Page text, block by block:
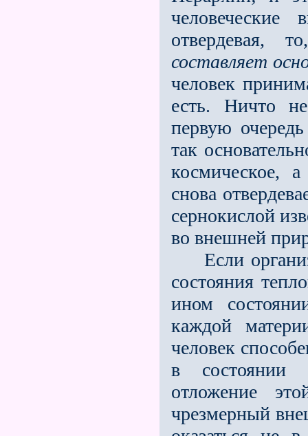
человеческие
отвердевая,
составляет
человек
есть. Ничто
первую
так
космическое,
снова
сернокислой
во внешней
Если
состояния
ином
каждой
человек
в состоянии
отложение
чрезмерный